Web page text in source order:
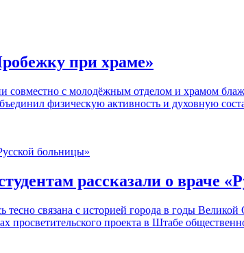
при храме»
совместно с молодёжным отделом и храмом
физическую активность и духовную
рассказали о враче
связана с историей города в годы
проекта в Штабе